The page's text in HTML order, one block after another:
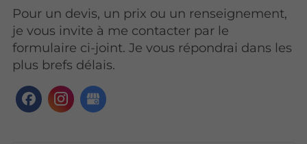
Pour un devis, un prix ou un renseignement,
je vous invite à me contacter par le
formulaire ci-joint. Je vous répondrai dans les
plus brefs délais.